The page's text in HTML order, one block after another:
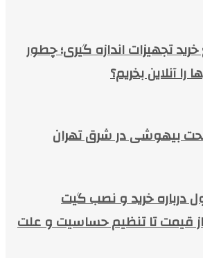
تجهیزات اندازه گیری؛ چطور
را آنلاین بخریم؟
بیهوشی در شرق تهران
درباره خرید و نصب گیت
قیمت تا تنظیم حساسیت و علت